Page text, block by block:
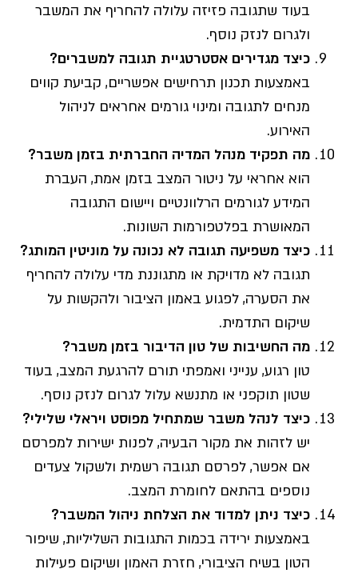
בעוד שתגובה פזיזה עלולה להחריף את המשבר
ולגרום לנזק נוסף.
כיצד מגדירים אסטרטגיית תגובה למשברים?
באמצעות תכנון תרחישים אפשריים, קביעת קווים
מנחים לתגובה ומינוי גורמים אחראים לניהול
האירוע.
מה תפקיד מנהל המדיה החברתית בזמן משבר?
הוא אחראי על ניטור המצב בזמן אמת, העברת
המידע לגורמים הרלוונטיים ויישום התגובה
המאושרת בפלטפורמות השונות.
כיצד משפיעה תגובה לא נכונה על מוניטין המותג?
תגובה לא מדויקת או מתגוננת מדי עלולה להחריף
את הסערה, לפגוע באמון הציבור ולהקשות על
שיקום התדמית.
מה החשיבות של טון הדיבור בזמן משבר?
טון רגוע, ענייני ואמפתי תורם להרגעת המצב, בעוד
שטון תוקפני או מתנשא עלול לגרום לנזק נוסף.
כיצד לנהל משבר שמתחיל מפוסט ויראלי שלילי?
יש לזהות את מקור הבעיה, לפנות ישירות למפרסם
אם אפשר, לפרסם תגובה רשמית ולשקול צעדים
נוספים בהתאם לחומרת המצב.
כיצד ניתן למדוד את הצלחת ניהול המשבר?
באמצעות ירידה בכמות התגובות השליליות, שיפור
הטון בשיח הציבורי, חזרת האמון ושיקום פעילות